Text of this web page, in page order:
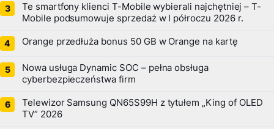
Te smartfony klienci T-Mobile wybierali najchętniej – T-
Mobile podsumowuje sprzedaż w I półroczu 2026 r.
Orange przedłuża bonus 50 GB w Orange na kartę
Nowa usługa Dynamic SOC – pełna obsługa
cyberbezpieczeństwa firm
Telewizor Samsung QN65S99H z tytułem „King of OLED
TV” 2026